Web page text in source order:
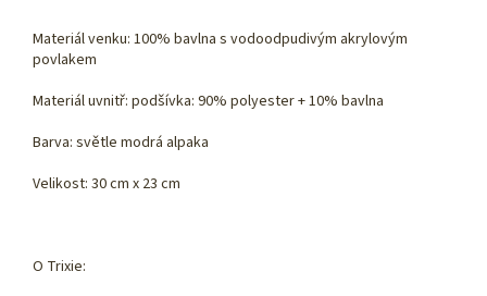
Materiál venku: 100% bavlna s vodoodpudivým akrylovým
povlakem
Materiál uvnitř: podšívka: 90% polyester + 10% bavlna
Barva: světle modrá alpaka
Velikost: 30 cm x 23 cm
O Trixie: